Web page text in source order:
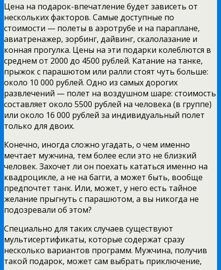
Цена на подарок-впечатление будет зависеть от
нескольких факторов. Самые доступные по
стоимости — полеты в аэротрубе и на параплане,
авиатренажер, зорбинг, дайвинг, скалолазание и
конная прогулка. Цены на эти подарки колеблются в
среднем от 2000 до 4500 рублей. Катание на танке,
прыжок с парашютом или ралли стоят чуть больше:
около 10 000 рублей. Одно из самых дорогих
развлечений — полет на воздушном шаре: стоимость
составляет около 5500 рублей на человека (в группе)
или около 16 000 рублей за индивидуальный полет
только для двоих.
Конечно, иногда сложно угадать, о чем именно
мечтает мужчина, тем более если это не близкий
человек. Захочет ли он поехать кататься именно на
квадроцикле, а не на багги, а может быть, вообще
предпочтет танк. Или, может, у него есть тайное
желание прыгнуть с парашютом, а вы никогда не
подозревали об этом?
Специально для таких случаев существуют
мультисертификаты, которые содержат сразу
несколько вариантов программ. Мужчина, получив
такой подарок, может сам выбрать приключение,